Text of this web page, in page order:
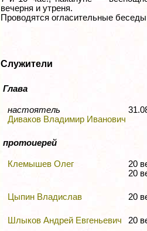
вечерня и утреня.
Проводятся огласительные
Служители
Глава
настоятель
Диваков Владимир Иванович
протоиерей
Клемышев Олег
20
20
Цыпин Владислав 20
Шлыков Андрей Евгеньевич 20